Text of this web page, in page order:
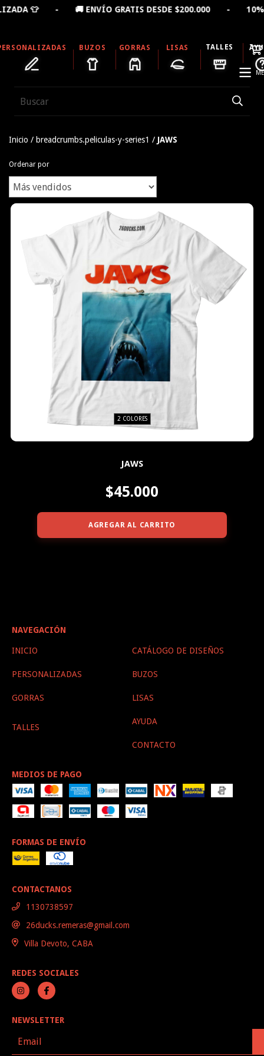
👕 - 🚚 ENVÍO GRATIS DESDE $200.000 - 10%
BUZOS GORRAS LISAS TALLES
Inicio / breadcrumbs.peliculas-y-series1 / JAWS
Ordenar por
2 COLORES
JAWS
$45.000
AGREGAR AL CARRITO
NAVEGACIÓN
INICIO CATÁLOGO DE DISEÑOS
PERSONALIZADAS BUZOS
GORRAS LISAS
TALLES
AYUDA
CONTACTO
MEDIOS DE PAGO
FORMAS DE ENVÍO
CONTACTANOS
1130738597
26ducks.remeras@gmail.com
Villa Devoto, CABA
REDES SOCIALES
NEWSLETTER